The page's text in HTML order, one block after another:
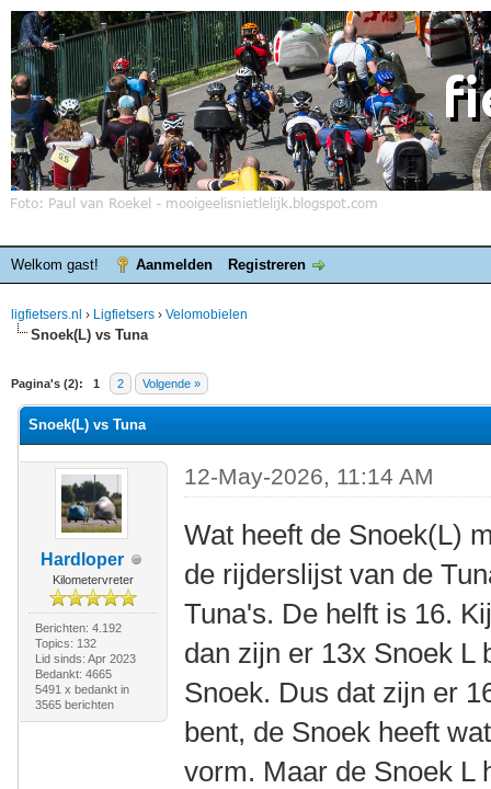
Welkom gast! Aanmelden Registreren
ligfietsers.nl › Ligfietsers › Velomobielen
Snoek(L) vs Tuna
Pagina's (2): 1 2 Volgende »
waardering is 0
Snoek(L) vs Tuna
Hardloper
Kilometervreter
Berichten: 4.192
Topics: 132
Lid sinds: Apr 2023
Bedankt: 4665
5491 x bedankt in
3565 berichten
12-May-2026, 11:14 AM
Wat heeft de Snoek(L)
de rijderslijst van de
Tuna's. De helft is 16.
dan zijn er 13x Snoek L
Snoek. Dus dat zijn er
bent, de Snoek heeft
vorm. Maar de Snoek L